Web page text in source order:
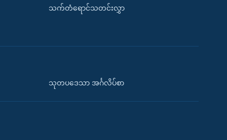
သက်တံရောင်သတင်းလွှာ
သုတပဒေသာ အင်္ဂလိပ်စာ